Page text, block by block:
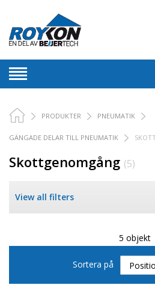
PRODUKTER PNEUMATIK
GÄNGADE DELAR TILL PNEUMATIK
Skottgenomgång (5)
View all filters
5 objekt
Sortera på